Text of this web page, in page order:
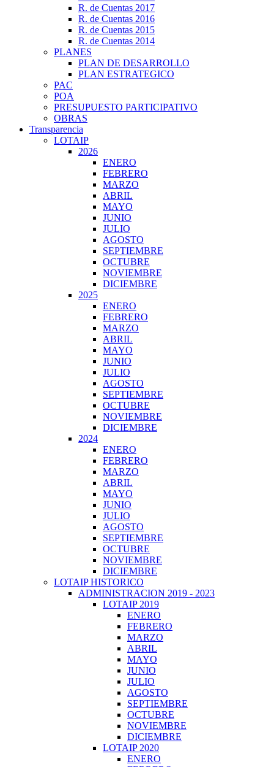
R. de Cuentas 2017
R. de Cuentas 2016
R. de Cuentas 2015
R. de Cuentas 2014
PLANES
PLAN DE DESARROLLO
PLAN ESTRATEGICO
PAC
POA
PRESUPUESTO PARTICIPATIVO
OBRAS
Transparencia
LOTAIP
2026
ENERO
FEBRERO
MARZO
ABRIL
MAYO
JUNIO
JULIO
AGOSTO
SEPTIEMBRE
OCTUBRE
NOVIEMBRE
DICIEMBRE
2025
ENERO
FEBRERO
MARZO
ABRIL
MAYO
JUNIO
JULIO
AGOSTO
SEPTIEMBRE
OCTUBRE
NOVIEMBRE
DICIEMBRE
2024
ENERO
FEBRERO
MARZO
ABRIL
MAYO
JUNIO
JULIO
AGOSTO
SEPTIEMBRE
OCTUBRE
NOVIEMBRE
DICIEMBRE
LOTAIP HISTORICO
ADMINISTRACION 2019 - 2023
LOTAIP 2019
ENERO
FEBRERO
MARZO
ABRIL
MAYO
JUNIO
JULIO
AGOSTO
SEPTIEMBRE
OCTUBRE
NOVIEMBRE
DICIEMBRE
LOTAIP 2020
ENERO